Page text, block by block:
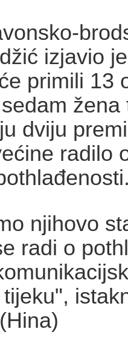
izjavio
primili 13
žena
dviju
radilo
njihovo
radi o